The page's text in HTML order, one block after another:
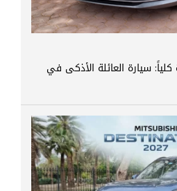
سيارة العائلة الأذكى في